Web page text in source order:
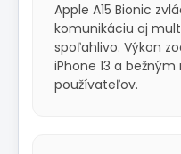
Apple A15 Bionic
komunikáciu aj
spoľahlivo. Výkon
iPhone 13 a
používateľov.